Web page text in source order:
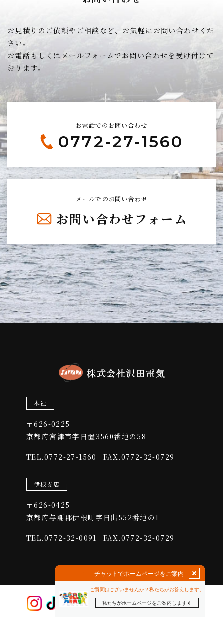
・リファラ
・IPアドレス
・Cookie、ADID、IDFAその他の識別子
(4)ユーザーが本サービスを利用するにあたって、当社がユーザ
当社は、ユーザーが3-1に定める方法により個別に同意した場
合、当社は以下の情報を利用中の端末から収集します。
・位置情報
2.利用目的
(1)本サービスに関する登録の受付、本人確認、ユーザー認証、
ユーザー設定の記録、利用料金の決済計算等本サービスの提
(2)ユーザーのトラフィック測定及び行動測定のため
(3)広告の配信、表示及び効果測定のため
(4)本サービスに関するご案内、お問い合わせ等への対応のため
等」といいます。）に違反する行為に対する対応のため
(6)本サービスに関する規約等の変更などを通知するため
3.通知・公表または同意取得の方法、利用中止要請の方法
3-1 以下の利用者情報については、その収集が行われる前にユー
ザーの同意を得るものとします。
・位置情報
ところに従い、その利用を停止します。なお利用者情報の項目
によっては、その収集または利用が本サービスの前提となるた
め、当社所定の方法により本サービスを退会した場合に限り、
4.外部送信、第三者提供、情報収集モジュールの有無
4-1 本サービスでは、以下の提携先が、ユーザーの端末に
Cookieを保存し、これを利用して利用者情報を蓄積及び利用
している場合があります。
(2)上記提携先のプライバシーポリシーのURL：
https://matomo.org/privacy-policy/
(3)上記提携先のオプトアウト（無効化）URL：
https://matomo.org/privacy-policy/
(4)利用目的：本サイトの閲覧状況及び当社サイトを含む広告効
当社は、利用者情報のうち、個人情報については、あらかじめユ
ーザーの同意を得ないで、第三者に提供しません。但し、次に掲
げる必要があり第三者に提供する場合はこの限りではありませ
ん。
お見積りのご依頼やご相談など、お気軽にお問い合わせくだ
さい。
お電話もしくはメールフォームでお問い合わせを受け付けて
おります。
お電話でのお問い合わせ
0772-27-1560
メールでのお問い合わせ
お問い合わせフォーム
本社
〒626-0225
​​​​​​​京都府宮津市字日置3560番地の58
TEL.0772-27-1560 FAX.0772-32-0729
伊根支店
〒626-0425
​​​​​​​京都府与謝郡伊根町字日出552番地の1
TEL.0772-32-0091 FAX.0772-32-0729